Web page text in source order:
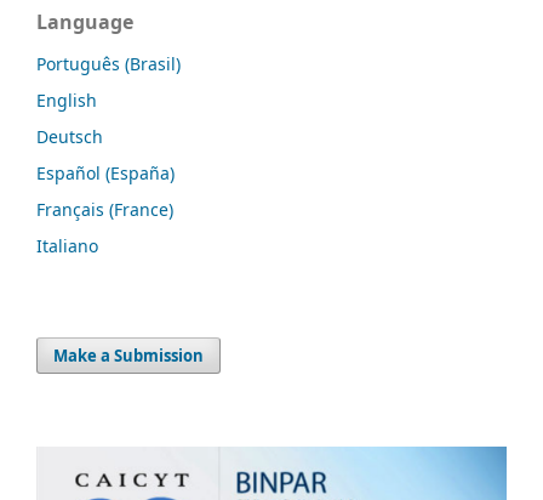
Language
Português (Brasil)
English
Deutsch
Español (España)
Français (France)
Italiano
Make a Submission